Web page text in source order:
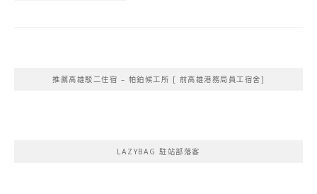
推薦高雄駁二住宿 – 帕鉑候工所 [ 前高雄港務局員工宿舍]
LAZYBAG 駐站部落客